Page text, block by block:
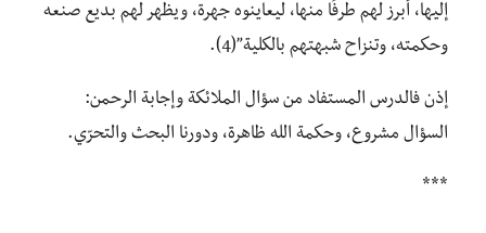
إليها، أبرز لهم طرفًا منها، ليعاينوه جهرة، ويظهر لهم بديع صنعه
وحكمته، وتنزاح شبهتهم بالكلية”(4).
إذن فالدرس المستفاد من سؤال الملائكة وإجابة الرحمن:
السؤال مشروع، وحكمة الله ظاهرة، ودورنا البحث والتحرّي.
***